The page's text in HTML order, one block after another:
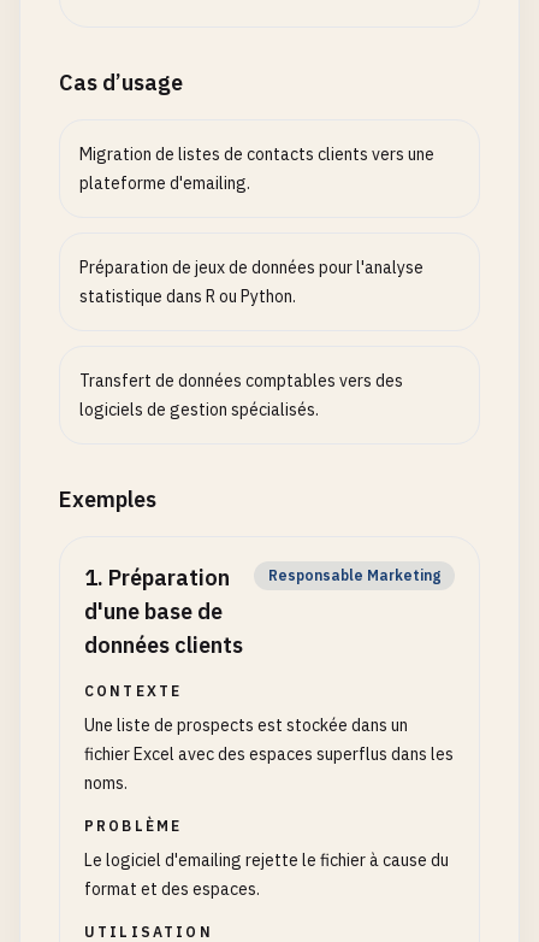
Cas d’usage
Migration de listes de contacts clients vers une
plateforme d'emailing.
Préparation de jeux de données pour l'analyse
statistique dans R ou Python.
Transfert de données comptables vers des
logiciels de gestion spécialisés.
Exemples
1. Préparation
d'une base de
données clients
Responsable Marketing
CONTEXTE
Une liste de prospects est stockée dans un
fichier Excel avec des espaces superflus dans les
noms.
PROBLÈME
Le logiciel d'emailing rejette le fichier à cause du
format et des espaces.
UTILISATION